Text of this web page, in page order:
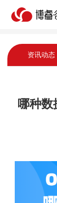
资讯动态
哪种数